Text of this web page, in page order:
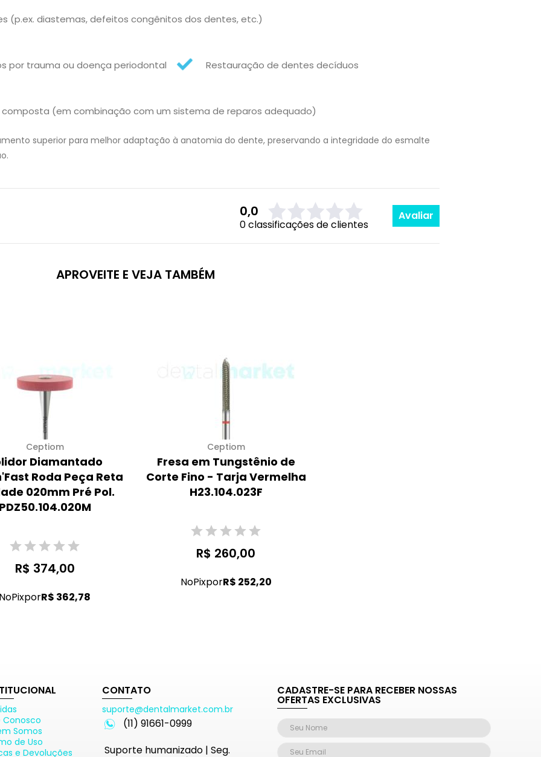
(p.ex. diastemas, defeitos congênitos dos dentes, etc.)
por trauma ou doença periodontal Restauração de dentes decíduos
composta (em combinação com um sistema de reparos adequado)
superior para melhor adaptação à anatomia do dente, preservando a integridade do esmalte
0,0
0 classificações de clientes
Avaliar
APROVEITE E VEJA TAMBÉM
Ceptiom
Diamantado
Roda Peça Reta
020mm Pré Pol.
PDZ50.104.020M
R$ 374,00
NoPixporR$ 362,78
Ceptiom
Fresa em Tungstênio de
Corte Fino - Tarja Vermelha
H23.104.023F
R$ 260,00
NoPixporR$ 252,20
Conosco
Somos
de Uso
e Devoluções
CONTATO
suporte@dentalmarket.com.br
(11) 91661-0999
Suporte humanizado | Seg.
CADASTRE-SE PARA RECEBER NOSSAS
OFERTAS EXCLUSIVAS